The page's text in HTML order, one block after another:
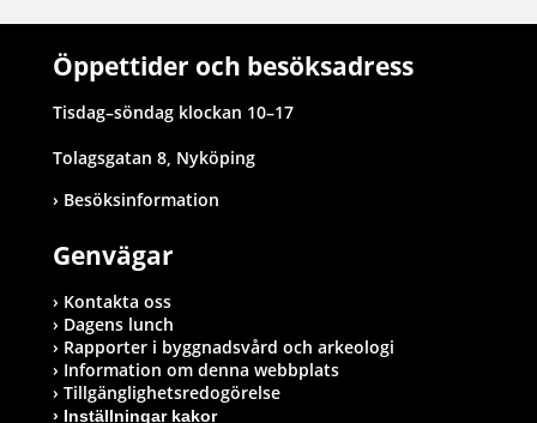
Öppettider och besöksadress
Tisdag–söndag klockan 10–17
Tolagsgatan 8, Nyköping
Besöksinformation
Genvägar
Kontakta oss
Dagens lunch
Rapporter i byggnadsvård och arkeologi
Information om denna webbplats
Tillgänglighetsredogörelse
Inställningar kakor